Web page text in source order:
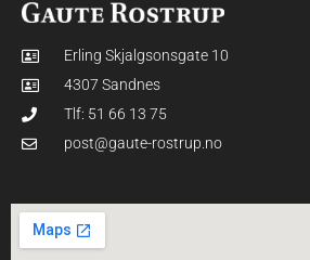
Erling Skjalgsonsgate 10
4307 Sandnes
Tlf: 51 66 13 75
post@gaute-rostrup.no